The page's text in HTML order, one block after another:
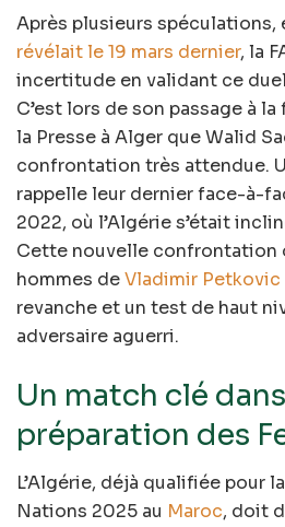
Après plusieurs spéculations,
révélait le 19 mars dernier, la
incertitude en validant ce
C’est lors de son passage à
la Presse à Alger que Walid
confrontation très attendue.
rappelle leur dernier face-à-
2022, où l’Algérie s’était
Cette nouvelle confrontation
hommes deVladimir Petkovic
revanche et un test de haut
adversaire aguerri.
Un match clé
préparation des
L’Algérie, déjà qualifiée pour
Nations 2025 au Maroc, doit